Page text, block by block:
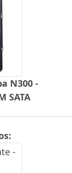
N300 -
SATA